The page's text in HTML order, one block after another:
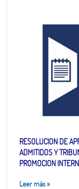
RESOLUCION DE
ADMITIDOS Y
PROMOCION
Leer más»